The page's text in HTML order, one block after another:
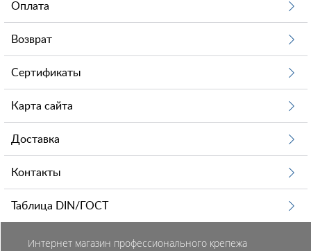
Оплата
Возврат
Сертификаты
Карта сайта
Доставка
Контакты
Таблица DIN/ГОСТ
Интернет магазин профессионального крепежа